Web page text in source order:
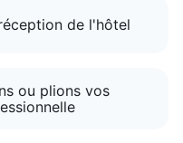
de l'hôtel
ou plions vos